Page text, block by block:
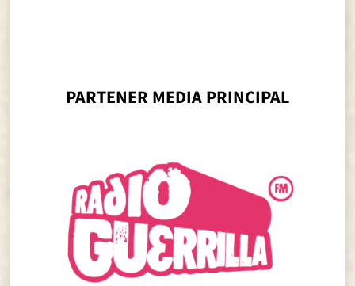
PARTENER MEDIA PRINCIPAL